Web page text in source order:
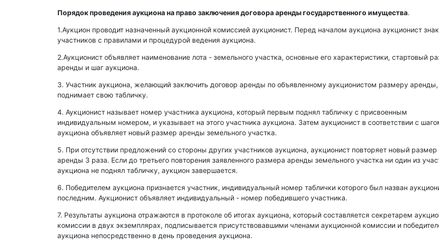
Порядок проведения аукциона на право заключения договора аренды государственного имущества.
1.Аукцион проводит назначенный аукционной комиссией аукционист. Перед началом аукциона аукционист
участников с правилами и процедурой ведения аукциона.
2.Аукционист объявляет наименование лота - земельного участка, основные его характеристики, стартовый
аренды и шаг аукциона.
3. Участник аукциона, желающий заключить договор аренды по объявленному аукционистом размеру аренды,
поднимает свою табличку.
4. Аукционист называет номер участника аукциона, который первым поднял табличку с присвоенным
индивидуальным номером, и указывает на этого участника аукциона. Затем аукционист в соответствии с
аукциона объявляет новый размер аренды земельного участка.
5. При отсутствии предложений со стороны других участников аукциона, аукционист повторяет новый размер
аренды 3 раза. Если до третьего повторения заявленного размера аренды земельного участка ни один из
аукциона не поднял табличку, аукцион завершается.
6. Победителем аукциона признается участник, индивидуальный номер таблички которого был назван
последним. Аукционист объявляет индивидуальный - номер победившего участника.
7. Результаты аукциона отражаются в протоколе об итогах аукциона, который составляется секретарем
комиссии в двух экземплярах, подписывается присутствовавшими членами аукционной комиссии и
аукциона непосредственно в день проведения аукциона.